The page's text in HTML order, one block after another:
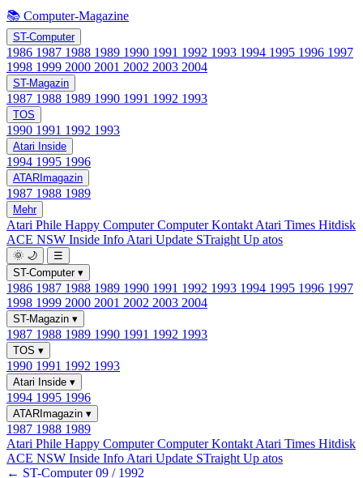
📚 Computer-Magazine
ST-Computer
1986 1987 1988 1989 1990 1991 1992 1993 1994 1995 1996 1997
1998 1999 2000 2001 2002 2003 2004
ST-Magazin
1987 1988 1989 1990 1991 1992 1993
TOS
1990 1991 1992 1993
Atari Inside
1994 1995 1996
ATARImagazin
1987 1988 1989
Mehr
Atari Phile Happy ComputerComputer Kontakt Atari Times Hitdisk
ACE NSW Inside Info Atari Update STraight Up atos
🌞 🌙
☰
ST-Computer ▾
1986 1987 1988 1989 1990 1991 1992 1993 1994 1995 1996 1997
1998 1999 2000 2001 2002 2003 2004
ST-Magazin ▾
1987 1988 1989 1990 1991 1992 1993
TOS ▾
1990 1991 1992 1993
Atari Inside ▾
1994 1995 1996
ATARImagazin ▾
1987 1988 1989
Atari Phile Happy ComputerComputer Kontakt Atari Times Hitdisk
ACE NSW Inside Info Atari Update STraight Up atos
← ST-Computer 09 / 1992